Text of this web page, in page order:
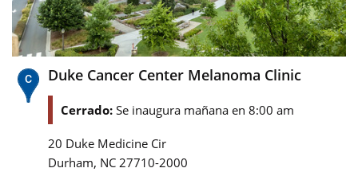
Duke Cancer Center Melanoma Clinic
Cerrado: Se inaugura mañana en 8:00 am
20 Duke Medicine Cir
Durham, NC 27710-2000